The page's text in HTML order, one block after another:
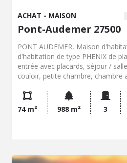
ACHAT - MAISON
Pont-Audemer 27500
PONT AUDEMER, Maison
d'habitation de type PHENIX de
entrée avec placards, séjour /
couloir, petite chambre, chambre
de 988 m² - Classe énergie : E -
Montant estimé des dépenses
un usage standard : 2000 à 2740 €
Négo Inclus : 173 100 € dont
74 m² 988 m² 3